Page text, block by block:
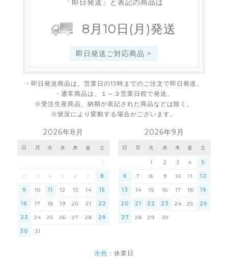
「即日発送」と表記の商品は
8 月 10 日 (月)発送
即日発送ご対応商品 >
・即日発送商品は、営業日の13時までのご注文で即日発送。
・通常商品は、１～３営業日程で発送。
※受注生産商品、納期が表記された商品などは除く。
※状況により変動する場合がございます。
2026年8月
日 月 火 水 木 金 土
1
2 3 4 5 6 7 8
9 10 11 12 13 14 15
16 17 18 19 20 21 22
23 24 25 26 27 28 29
30 31
2026年9月
日 月 火 水 木 金 土
1 2 3 4 5
6 7 8 9 10 11 12
13 14 15 16 17 18 19
20 21 22 23 24 25 26
27 28 29 30
水色 ：休業日